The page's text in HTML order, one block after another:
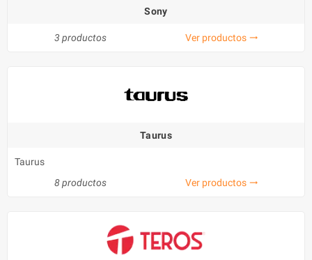
Sony
3 productos Ver productos trending_flat
Taurus
Taurus
8 productos
Ver productos trending_flat